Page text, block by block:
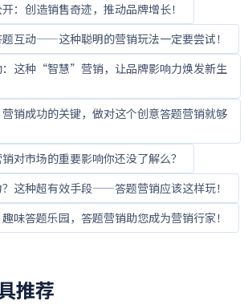
：创造销售奇迹，推动品牌增长！
互动——这种聪明的营销玩法一定要尝试！
：这种“智慧”营销，让品牌影响力焕发新生
销成功的关键，做对这个创意答题营销就够
对市场的重要影响你还没了解么？
这种超有效手段——答题营销应该这样玩！
味答题乐园，答题营销助您成为营销行家！
推荐